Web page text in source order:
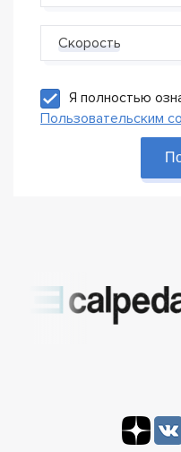
Скорость
Я полностью
Пользовательским